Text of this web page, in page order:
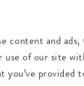
content and
of our site
provided